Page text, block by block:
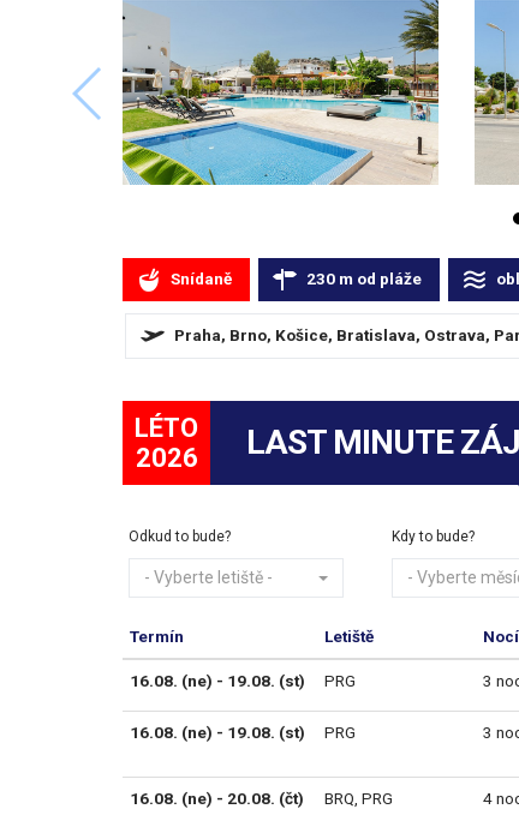
Snídaně 230 m od pláže
Praha, Brno, Košice, Bratislava, Ostrava,
LÉTO
2026
LAST MINUTE
Odkud to bude?
- Vyberte letiště -
Kdy to bude?
- Vyberte
Termín Letiště Nocí
16.08. (ne) - 19.08. (st) PRG 3
16.08. (ne) - 19.08. (st) PRG 3
16.08. (ne) - 20.08. (čt) BRQ, PRG 4